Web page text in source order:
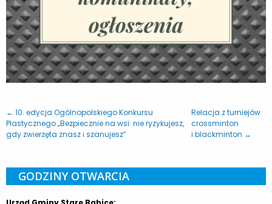
← 10. edycja Ogólnopolskiego Konkursu
Plastycznego „Bezpiecznie na wsi: nie ryzykujesz,
gdy zwierzęta znasz i szanujesz”
Relacja z turniejów
crossminton
i blackminton →
GODZINY OTWARCIA